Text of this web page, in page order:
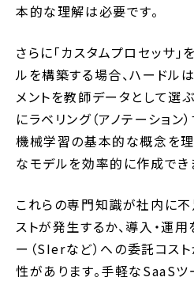
本的な理解は必要です。
さらに「カスタムプロセッサ
ルを構築する場合、ハードル
メントを教師データとして選
にラベリング（アノテーション
機械学習の基本的な概念を
なモデルを効率的に作成でき
これらの専門知識が社内に不
ストが発生するか、導入・運
ー（SIerなど）への委託コス
性があります。手軽なSaaS